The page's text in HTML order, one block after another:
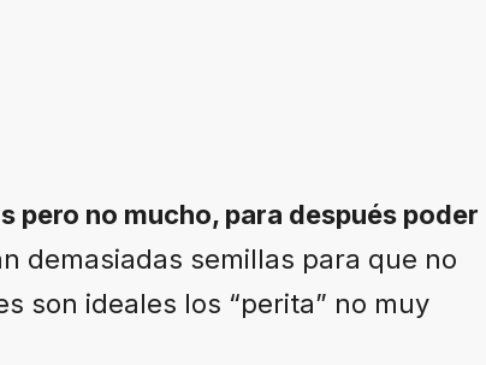
pero no mucho, para después poder
demasiadas semillas para que no
son ideales los “perita” no muy